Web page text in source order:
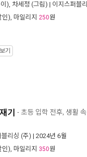
), 차세정 (그림) | 이지스퍼블
인), 마일리지 250원
기
기 - 초등 입학 전후, 생활
블리싱 (주) | 2024년 6월
인), 마일리지 350원